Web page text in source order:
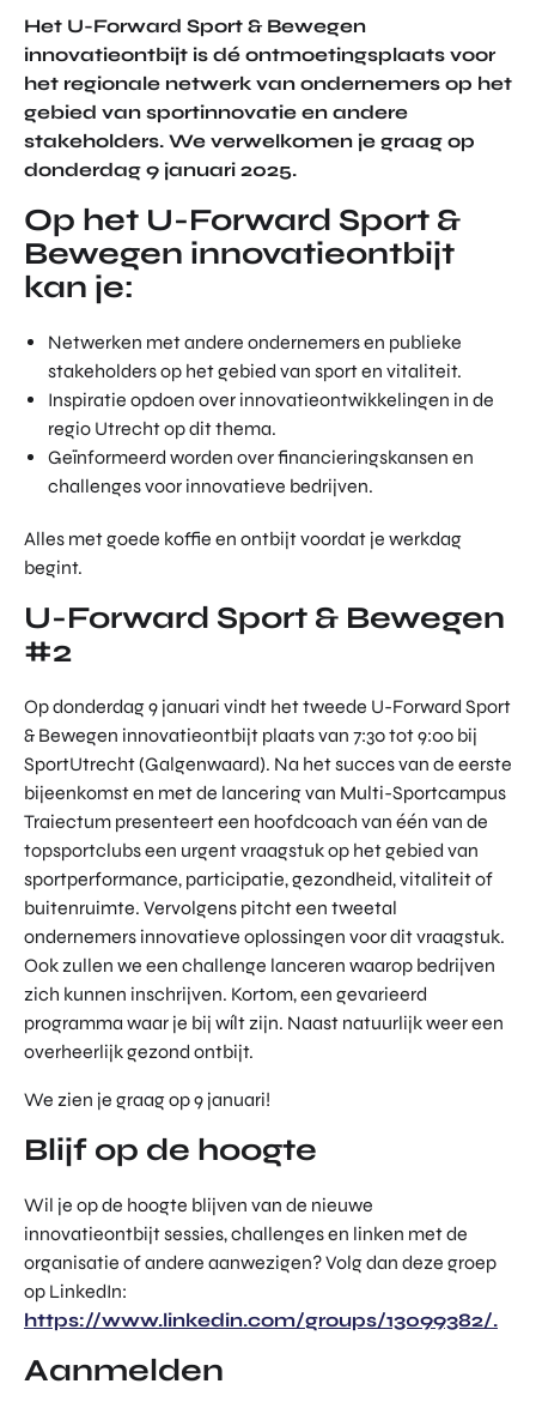
Het U-Forward Sport & Bewegen
innovatieontbijt is dé ontmoetingsplaats voor
het regionale netwerk van ondernemers op het
gebied van sportinnovatie en andere
stakeholders. We verwelkomen je graag op
donderdag 9 januari 2025.
Op het U-Forward Sport &
Bewegen innovatieontbijt
kan je:
Netwerken met andere ondernemers en publieke
stakeholders op het gebied van sport en vitaliteit.
Inspiratie opdoen over innovatieontwikkelingen in de
regio Utrecht op dit thema.
Geïnformeerd worden over financieringskansen en
challenges voor innovatieve bedrijven.
Alles met goede koffie en ontbijt voordat je werkdag
begint.
U-Forward Sport & Bewegen
#2
Op donderdag 9 januari vindt het tweede U-Forward Sport
& Bewegen innovatieontbijt plaats van 7:30 tot 9:00 bij
SportUtrecht (Galgenwaard). Na het succes van de eerste
bijeenkomst en met de lancering van Multi-Sportcampus
Traiectum presenteert een hoofdcoach van één van de
topsportclubs een urgent vraagstuk op het gebied van
sportperformance, participatie, gezondheid, vitaliteit of
buitenruimte. Vervolgens pitcht een tweetal
ondernemers innovatieve oplossingen voor dit vraagstuk.
Ook zullen we een challenge lanceren waarop bedrijven
zich kunnen inschrijven. Kortom, een gevarieerd
programma waar je bij wílt zijn. Naast natuurlijk weer een
overheerlijk gezond ontbijt.
We zien je graag op 9 januari!
Blijf op de hoogte
Wil je op de hoogte blijven van de nieuwe
innovatieontbijt sessies, challenges en linken met de
organisatie of andere aanwezigen? Volg dan deze groep
op LinkedIn:
https://www.linkedin.com/groups/13099382/.
Aanmelden
PROG
RAM
MA'S
BUITE
NLAN
DIREC
TE
INVES
DIGITAL HUB NOORDWEST
ENTERPRISE EUROPE NETWORK
U-FORWARD
ALLE PRODUCTEN & PROGRAMMA'S
ROM Utrecht Region
KOM LANGS
Euclideslaan 1
3584 BL Utrecht
STUUR ONS EEN BERICHT
info@romutrechtregion.nl
BEL ONS
+31 (0)85 022 13 44